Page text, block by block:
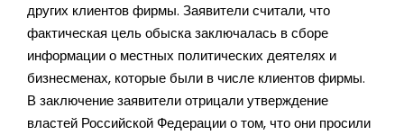
других клиентов фирмы. Заявители считали, что
фактическая цель обыска заключалась в сборе
информации о местных политических деятелях и
бизнесменах, которые были в числе клиентов фирмы.
В заключение заявители отрицали утверждение
властей Российской Федерации о том, что они просили